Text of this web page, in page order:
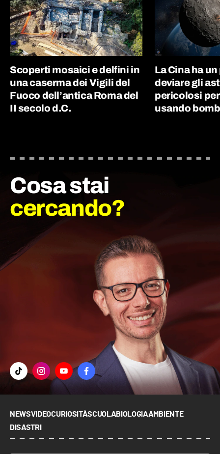
Scoperti mosaici e delfini in
una caserma dei Vigili del
Fuoco dell’antica Roma del
II secolo d.C.
La Cina ha
deviare gli
pericolosi per
usando
Cosa stai
cercando?
NEWSVIDEOCURIOSITÀSCUOLABIOLOGIAAMBIENTE
DISASTRI